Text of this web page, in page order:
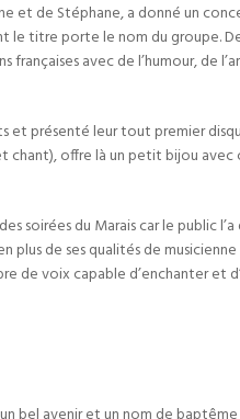
et de Stéphane, a donné un
le titre porte le nom du groupe.
avec de l’humour, de
présenté leur tout premier
offre là un petit bijou avec
soirées du Marais car le public
de ses qualités de
de voix capable d’enchanter et